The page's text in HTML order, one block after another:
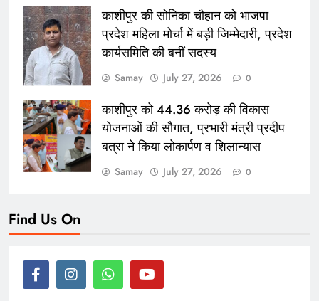
काशीपुर की सोनिका चौहान को भाजपा
प्रदेश महिला मोर्चा में बड़ी जिम्मेदारी, प्रदेश
कार्यसमिति की बनीं सदस्य
Samay July 27, 2026 0
काशीपुर को 44.36 करोड़ की विकास
योजनाओं की सौगात, प्रभारी मंत्री प्रदीप
बत्रा ने किया लोकार्पण व शिलान्यास
Samay July 27, 2026 0
Find Us On